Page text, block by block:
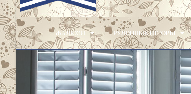
ЖАЛЮЗИ РУЛОННЫЕ ШТОРЫ